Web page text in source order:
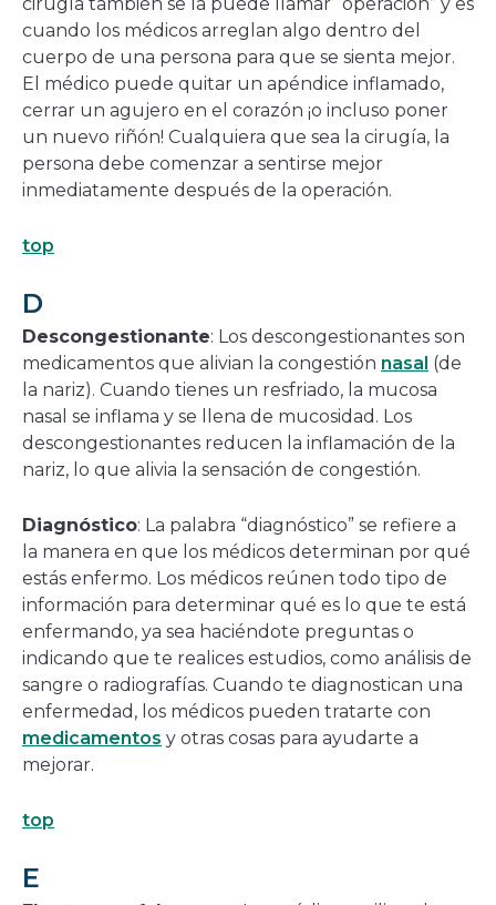
cuando los médicos arreglan algo dentro del
cuerpo de una persona para que se sienta mejor.
El médico puede quitar un apéndice inflamado,
cerrar un agujero en el corazón ¡o incluso poner
un nuevo riñón! Cualquiera que sea la cirugía, la
persona debe comenzar a sentirse mejor
inmediatamente después de la operación.
top
D
Descongestionante: Los descongestionantes son
medicamentos que alivian la congestión nasal (de
la nariz). Cuando tienes un resfriado, la mucosa
nasal se inflama y se llena de mucosidad. Los
descongestionantes reducen la inflamación de la
nariz, lo que alivia la sensación de congestión.
Diagnóstico: La palabra “diagnóstico” se refiere a
la manera en que los médicos determinan por qué
estás enfermo. Los médicos reúnen todo tipo de
información para determinar qué es lo que te está
enfermando, ya sea haciéndote preguntas o
indicando que te realices estudios, como análisis de
sangre o radiografías. Cuando te diagnostican una
enfermedad, los médicos pueden tratarte con
medicamentos y otras cosas para ayudarte a
mejorar.
top
E